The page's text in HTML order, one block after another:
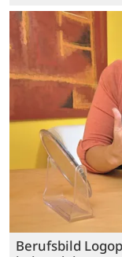
Berufsbild